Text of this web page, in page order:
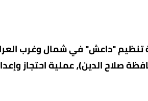
نطاق سيطرة تنظيم "داعش" في شمال
صلاح الدين)، عملية احتجاز